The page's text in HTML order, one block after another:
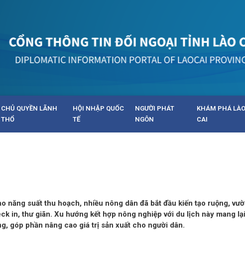
CHỦ QUYỀN LÃNH
THỔ
HỘI NHẬP QUỐC
TẾ
NGƯỜI PHÁT
NGÔN
KHÁM PHÁ LÀO
CAI
năng suất thu hoạch, nhiều nông dân đã bắt đầu kiến tạo ruộng,
in, thư giãn. Xu hướng kết hợp nông nghiệp với du lịch này mang
góp phần nâng cao giá trị sản xuất cho người dân.